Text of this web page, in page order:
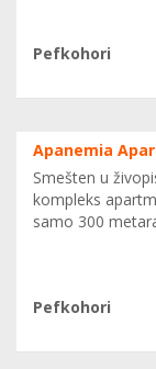
Pefkohori
Apanemia
Smešten u
kompleks
samo 300
Pefkohori